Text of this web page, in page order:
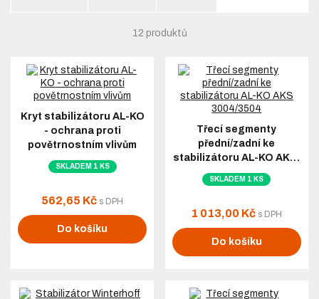
12 produktů
Kryt stabilizátoru AL-KO
- ochrana proti
povětrnostním vlivům
SKLADEM 1 KS
562,65 Kč s DPH
Do košíku
Třecí segmenty
přední/zadní ke
stabilizátoru AL-KO AK…
SKLADEM 1 KS
1 013,00 Kč s DPH
Do košíku